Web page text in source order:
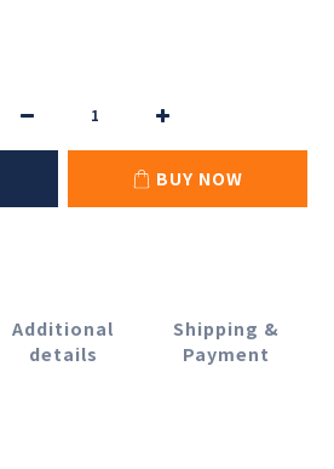
BUY NOW
Additional
details
Shipping &
Payment